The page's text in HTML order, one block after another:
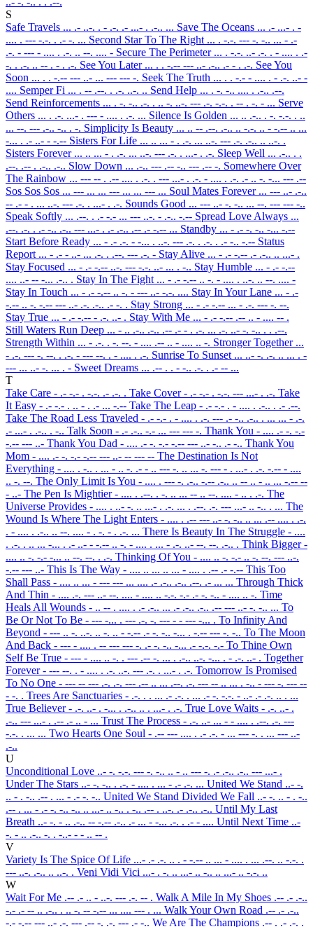
S
Safe Travels ... .- ..-. . - .-. .- ...- . .-.. ... Save The Oceans ... .- ...- . -
.... . --- -.-. . .- -. ... Second Star To The Right ... . -.-. --- -. -.. ... - .-
.-. - --- - .... . .-. .. --. .... - Secure The Perimeter ... . -.-. ..- .-. . - .... . .-
-. . .-. .. -- . - . .-. See You Later ... . . -.-- --- ..- .-.. .- - . .-. See You
Soon ... . . -.-- --- ..- ... --- --- -. Seek The Truth ... . . -.- - .... . - .-. ..- -
.... Semper Fi ... . -- .--. . .-. ..-. .. Send Help ... . -. -.. .... . .-.. .--.
Send Reinforcements ... . -. -.. .-. . .. -. ..-. --- .-. -.-. . -- . -. - ... Serve
Others ... . .-. ...- . --- - .... . .-. ... Silence Is Golden ... .. .-.. . -. -.-. . ..
... --. --- .-.. -.. . -. Simplicity Is Beauty ... .. -- .--. .-.. .. -.-. .. - -.-- .. ...
-... . .- ..- - -.-- Sisters For Life ... .. ... - . .-. ... ..-. --- .-. .-.. .. ..-. .
Sisters Forever ... .. ... - . .-. ... ..-. --- .-. . ...- . .-. Sleep Well ... .-.. . .
.--. .-- . .-.. .-.. Slow Down ... .-.. --- .-- -.. --- .-- -. Somewhere Over
The Rainbow ... --- -- . .-- .... . .-. . --- ...- . .-. - .... . .-. .- .. -. -... --- .--
Sos Sos Sos ... --- ... ... --- ... ... --- ... Soul Mates Forever ... --- ..- .-..
-- .- - . ... ..-. --- .-. . ...- . .-. Sounds Good ... --- ..- -. -.. ... --. --- --- -..
Speak Softly ... .--. . .- -.- ... --- ..-. - .-.. -.-- Spread Love Always ...
.--. .-. . .- -.. .-.. --- ...- . .- .-.. .-- .- -.-- ... Standby ... - .- -. -.. -... -.--
Start Before Ready ... - .- .-. - -... . ..-. --- .-. . .-. . .- -.. -.-- Status
Report ... - .- - ..- ... .-. . .--. --- .-. - Stay Alive ... - .- -.-- .- .-.. .. ...- .
Stay Focused ... - .- -.-- ..-. --- -.-. ..- ... . -.. Stay Humble ... - .- -.--
.... ..- -- -... .-.. . Stay In The Fight ... - .- -.-- .. -. - .... . ..-. .. --. .... -
Stay In Touch ... - .- -.-- .. -. - --- ..- -.-. .... Stay In Your Lane ... - .-
-.-- .. -. -.-- --- ..- .-. .-.. .- -. . Stay Strong ... - .- -.-- ... - .-. --- -. --.
Stay True ... - .- -.-- - .-. ..- . Stay With Me ... - .- -.-- .-- .. - .... -- .
Still Waters Run Deep ... - .. .-.. .-.. .-- .- - . .-. ... .-. ..- -. -.. . . .--.
Strength Within ... - .-. . -. --. - .... .-- .. - .... .. -. Stronger Together ...
- .-. --- -. --. . .-. - --- --. . - .... . .-. Sunrise To Sunset ... ..- -. .-. .. ... . -
--- ... ..- -. ... . - Sweet Dreams ... .-- . . - -.. .-. . .- -- ...
T
Take Care - .- -.- . -.-. .- .-. . Take Cover- .- -.- . -.-. --- ...- . .-. Take
It Easy - .- -.- . .. - . .- ... -.-- Take The Leap - .- -.- . - .... . .-.. . .- .--.
Take The Road Less Traveled - .- -.- . - .... . .-. --- .- -.. .-.. . ... ... - .-.
.- ...- . .-.. . -.. Talk Soon - .- .-.. -.- ... --- --- -. Thank You - .... .- -. -.-
-.-- --- ..- Thank You Dad - .... .- -. -.- -.-- --- ..- -.. .- -.. Thank You
Mom - .... .- -. -.- -.-- --- ..- -- --- -- The Destination Is Not
Everything - .... . -.. . ... - .. -. .- - .. --- -. .. ... -. --- - . ...- . .-. -.-- - ....
.. -. --. The Only Limit Is You - .... . --- -. .-.. -.-- .-.. .. -- .. - .. ... -.-- --
- ..- The Pen Is Mightier- .... . .--. . -. .. ... -- .. --. .... - .. . .-. The
Universe Provides - .... . ..- -. .. ...- . .-. ... . .--. .-. --- ...- .. -.. . ... The
Wound Is Where The Light Enters - .... . .-- --- ..- -. -.. .. ... .-- .... . .-.
. - .... . .-.. .. --. .... - . -. - . .-. ... There Is Beauty In The Struggle - ....
. .-. . .. ... -... . .- ..- - -.-- .. -. - .... . ... - .-. ..- --. --. .-.. . Think Bigger-
.... .. -. -.- -... .. --. --. . .-. Thinking Of You - .... .. -. -.- .. -. --. --- ..-.
-.-- --- ..- This Is The Way - .... .. ... .. ... - .... . .-- .- -.-- This Too
Shall Pass - .... .. ... - --- --- ... .... .- .-.. .-.. .--. .- ... ... Through Thick
And Thin - .... .-. --- ..- --. .... - .... .. -.-. -.- .- -. -.. - .... .. -. Time
Heals All Wounds - .. -- . .... . .- .-.. ... .- .-.. .-.. .-- --- ..- -. -.. ... To
Be Or Not To Be - --- -... . --- .-. -. --- - - --- -... . To Infinity And
Beyond - --- .. -. ..-. .. -. .. - -.-- .- -. -.. -... . -.-- --- -. -.. To The Moon
And Back - --- - .... . -- --- --- -. .- -. -.. -... .- -.-. -.- To Thine Own
Self Be True - --- - .... .. -. . --- .-- -. ... . .-.. ..-. -... . - .-. ..- . Together
Forever- --- --. . - .... . .-. ..-. --- .-. . ...- . .-. Tomorrow Is Promised
To No One - --- -- --- .-. .-. --- .-- .. ... .--. .-. --- -- .. ... . -.. - --- -. --- --
- -. . Trees Are Sanctuaries - .-. . . ... .- .-. . ... .- -. -.-. - ..- .- .-. .. . ...
True Believer- .-. ..- . -... . .-.. .. . ...- . .-. True Love Waits - .-. ..- .
.-.. --- ...- . .-- .- .. - ... Trust The Process - .-. ..- ... - - .... . .--. .-. ---
-.-. . ... ... Two Hearts One Soul - .-- --- .... . .- .-. - ... --- -. . ... --- ..-
.-..
U
Unconditional Love ..- -. -.-. --- -. -.. .. - .. --- -. .- .-.. .-.. --- ...- .
Under The Stars ..- -. -.. . .-. - .... . ... - .- .-. ... United We Stand ..- -.
.. - . -.. .-- . ... - .- -. -.. United We Stand Divided We Fall ..- -. .. - . -..
.-- . ... - .- -. -.. -.. .. ...- .. -.. . -.. .-- . ..-. .- .-.. .-.. Until My Last
Breath ..- -. - .. .-.. -- -.-- .-.. .- ... - -... .-. . .- - .... Until Next Time ..-
-. - .. .-.. -. . -..- - - .. -- .
V
Variety Is The Spice Of Life ...- .- .-. .. . - -.-- .. ... - .... . ... .--. .. -.-. .
--- ..-. .-.. .. ..-. . Veni Vidi Vici ...- . -. .. ...- .. -.. .. ...- .. -.-. ..
W
Wait For Me .-- .- .. - ..-. --- .-. -- . Walk A Mile In My Shoes .-- .- .-..
-.- .- -- .. .-.. . .. -. -- -.-- ... .... --- . ... Walk Your Own Road .-- .- .-..
-.- -.-- --- ..- .-. --- .-- -. .-. --- .- -.. We Are The Champions .-- . .- .-. .